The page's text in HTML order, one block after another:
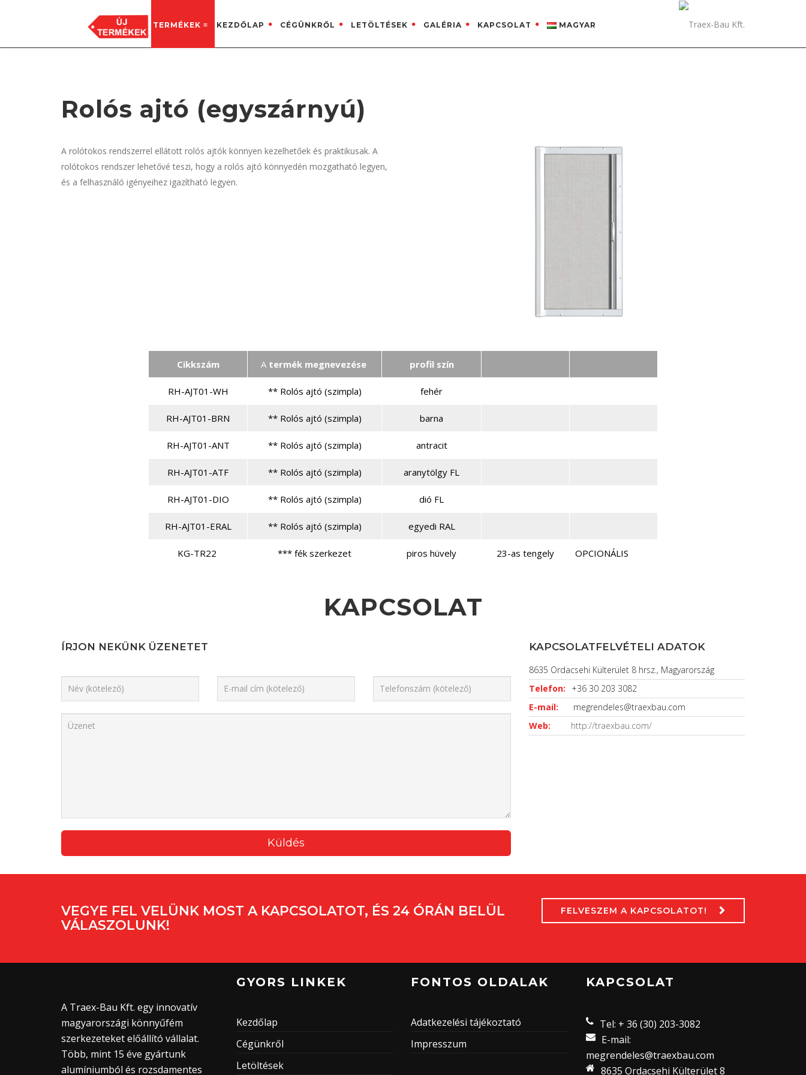
TERMÉKEK ≡ KEZDŐLAP CÉGÜNKRŐL LETÖLTÉSEK GALÉRIA KAPCSOLAT MAGYAR
GYÁRTÁS, RAKTÁR
KAPCSOLAT
Rolós ajtó (egyszárnyú)
A rolótokos rendszerrel ellátott rolós ajtók könnyen kezelhetőek és praktikusak. A
rolótokos rendszer lehetővé teszi, hogy a rolós ajtó könnyedén mozgatható legyen,
és a felhasználó igényeihez igazítható legyen.
Cikkszám A termék megnevezése profil szín
RH-AJT01-WH ** Rolós ajtó (szimpla) fehér
RH-AJT01-BRN ** Rolós ajtó (szimpla) barna
RH-AJT01-ANT ** Rolós ajtó (szimpla) antracit
RH-AJT01-ATF ** Rolós ajtó (szimpla) aranytölgy FL
RH-AJT01-DIO ** Rolós ajtó (szimpla) dió FL
RH-AJT01-ERAL ** Rolós ajtó (szimpla) egyedi RAL
KG-TR22 *** fék szerkezet piros hüvely 23-as tengely OPCIONÁLIS
KAPCSOLAT
ÍRJON NEKÜNK ÜZENETET KAPCSOLATFELVÉTELI ADATOK
8635 Ordacsehi Külterület 8 hrsz., Magyarország
Telefon:
+36 30 203 3082
E-mail:
megrendeles@traexbau.com
Web:
http://traexbau.com/
VEGYE FEL VELÜNK MOST A KAPCSOLATOT, ÉS 24 ÓRÁN BELÜL
VÁLASZOLUNK!
FELVESZEM A KAPCSOLATOT!
A Traex-Bau Kft. egy innovatív
magyarországi könnyűfém
szerkezeteket előállító vállalat.
Több, mint 15 éve gyártunk
alumíniumból és rozsdamentes
GYORS LINKEK
Kezdőlap
Cégünkről
Letöltések
FONTOS OLDALAK
Adatkezelési tájékoztató
Impresszum
KAPCSOLAT
Tel: + 36 (30) 203-3082
E-mail:
megrendeles@traexbau.com
8635 Ordacsehi Külterület 8